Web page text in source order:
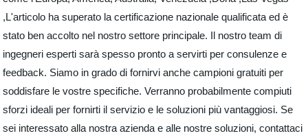
,L'articolo ha superato la certificazione nazionale qualificata ed è
stato ben accolto nel nostro settore principale. Il nostro team di
ingegneri esperti sarà spesso pronto a servirti per consulenze e
feedback. Siamo in grado di fornirvi anche campioni gratuiti per
soddisfare le vostre specifiche. Verranno probabilmente compiuti
sforzi ideali per fornirti il ​​servizio e le soluzioni più vantaggiosi. Se
sei interessato alla nostra azienda e alle nostre soluzioni, contattaci